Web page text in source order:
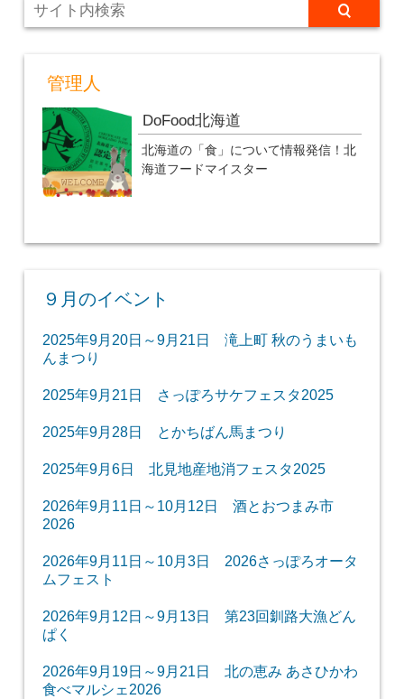
管理人
DoFood北海道
北海道の「食」について情報発信！北
海道フードマイスター
９月のイベント
2025年9月20日～9月21日 滝上町 秋のうまいも
んまつり
2025年9月21日 さっぽろサケフェスタ2025
2025年9月28日 とかちばん馬まつり
2025年9月6日 北見地産地消フェスタ2025
2026年9月11日～10月12日 酒とおつまみ市
2026
2026年9月11日～10月3日 2026さっぽろオータ
ムフェスト
2026年9月12日～9月13日 第23回釧路大漁どん
ぱく
2026年9月19日～9月21日 北の恵み あさひかわ
食べマルシェ2026